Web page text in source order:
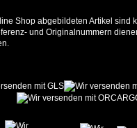
Shop abgebildeten Artikel sind
und Originalnummern